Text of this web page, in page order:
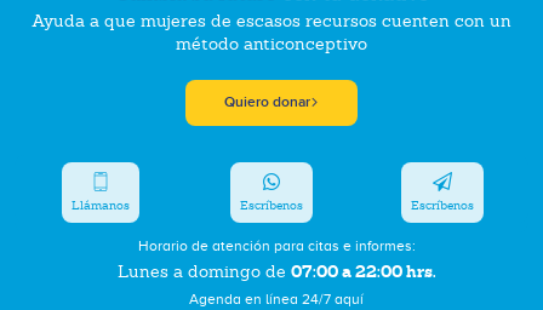
Ayuda a que mujeres de escasos recursos cuenten con un
método anticonceptivo
Quiero donar
Horario de atención para citas e informes:
Lunes a domingo de 07:00 a 22:00 hrs.
Agenda en línea 24/7 aquí
Llámanos Escríbenos Escríbenos